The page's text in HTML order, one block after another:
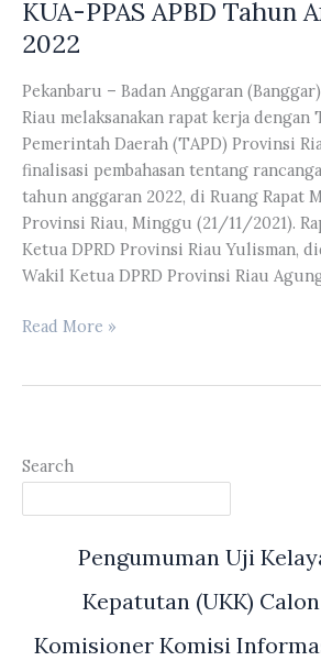
KUA-PPAS APBD Tahun
2022
Pekanbaru – Badan Anggaran
Riau melaksanakan rapat kerja dengan
Pemerintah Daerah (TAPD) Provinsi
finalisasi pembahasan tentang
tahun anggaran 2022, di Ruang Rapat
Provinsi Riau, Minggu (21/11/2021).
Ketua DPRD Provinsi Riau Yulisman,
Wakil Ketua DPRD Provinsi Riau
Banggar
Rapat
Kerja
Dengan
Provinsi
Rangka
Read More »
Search
Pengumuman Uji
Kepatutan (UKK)
Komisioner Komisi